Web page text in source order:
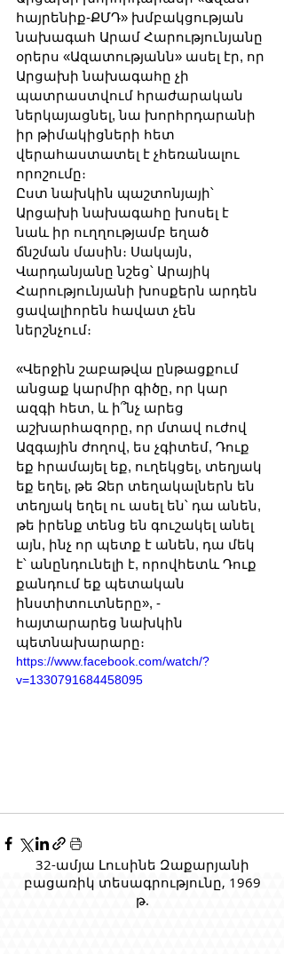
հայրենիք-ՔՄԴ» խմբակցության
նախագահ Արամ Հարությունյանը
օրերս «Ազատությանն» ասել էր, որ
Արցախի նախագահը չի
պատրաստվում հրաժարական
ներկայացնել, նա խորհրդարանի
իր թիմակիցների հետ
վերահաստատել է չհեռանալու
որոշումը։
Ըստ նախկին պաշտոնյայի՝
Արցախի նախագահը խոսել է
նաև իր ուղղությամբ եղած
ճնշման մասին։ Սակայն,
Վարդանյանը նշեց՝ Արայիկ
Հարությունյանի խոսքերն արդեն
ցավալիորեն հավատ չեն
ներշնչում։
«Վերջին շաբաթվա ընթացքում
անցաք կարմիր գիծը, որ կար
ազգի հետ, և ի՞նչ արեց
աշխարհազորը, որ մտավ ուժով
Ազգային ժողով, ես չգիտեմ, Դուք
եք հրամայել եք, ուղեկցել, տեղյակ
եք եղել, թե Ձեր տեղակալներն են
տեղյակ եղել ու ասել են՝ դա անեն,
թե իրենք տենց են գուշակել անել
այն, ինչ որ պետք է անեն, դա մեկ
է՝ անընդունելի է, որովհետև Դուք
քանդում եք պետական
ինստիտուտները», -
հայտարարեց նախկին
պետնախարարը։
https://www.facebook.com/watch/?
v=1330791684458095
32-ամյա Լուսինե Զաքարյանի
բացառիկ տեսագրությունը, 1969
թ.